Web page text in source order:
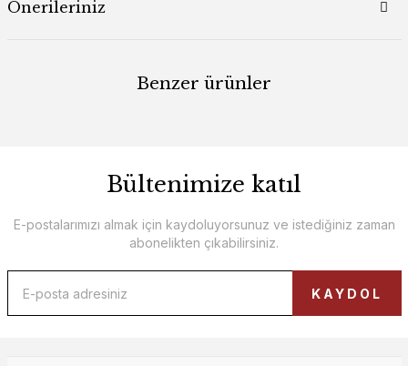
Önerileriniz
Benzer ürünler
Roma Şifonyer
Bültenimize katıl
E-postalarımızı almak için kaydoluyorsunuz ve istediğiniz zaman
abonelikten çıkabilirsiniz.
KAYDOL